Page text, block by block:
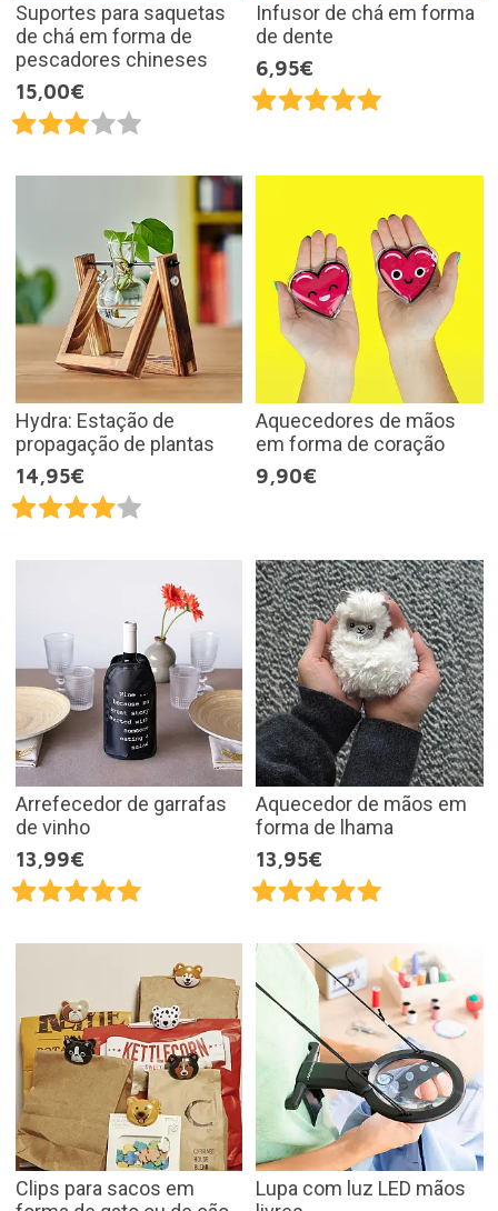
Suportes para saquetas
de chá em forma de
pescadores chineses
15,00€
Infusor de chá em forma
de dente
6,95€
Hydra: Estação de
propagação de plantas
14,95€
Aquecedores de mãos
em forma de coração
9,90€
Arrefecedor de garrafas
de vinho
13,99€
Aquecedor de mãos em
forma de lhama
13,95€
Clips para sacos em
Lupa com luz LED mãos